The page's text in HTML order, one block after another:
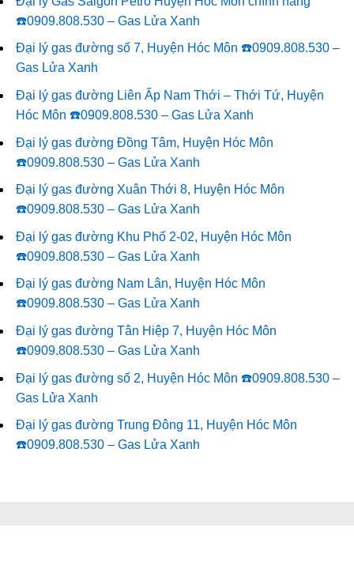
☎️0909.808.530 – Gas Lửa Xanh
Đại lý gas đường số 7, Huyện Hóc Môn ☎️0909.808.530 –
Gas Lửa Xanh
Đại lý gas đường Liên Ấp Nam Thới – Thới Tứ, Huyện
Hóc Môn ☎️0909.808.530 – Gas Lửa Xanh
Đại lý gas đường Đồng Tâm, Huyện Hóc Môn
☎️0909.808.530 – Gas Lửa Xanh
Đại lý gas đường Xuân Thới 8, Huyện Hóc Môn
☎️0909.808.530 – Gas Lửa Xanh
Đại lý gas đường Khu Phố 2-02, Huyện Hóc Môn
☎️0909.808.530 – Gas Lửa Xanh
Đại lý gas đường Nam Lân, Huyện Hóc Môn
☎️0909.808.530 – Gas Lửa Xanh
Đại lý gas đường Tân Hiệp 7, Huyện Hóc Môn
☎️0909.808.530 – Gas Lửa Xanh
Đại lý gas đường số 2, Huyện Hóc Môn ☎️0909.808.530 –
Gas Lửa Xanh
Đại lý gas đường Trung Đông 11, Huyện Hóc Môn
☎️0909.808.530 – Gas Lửa Xanh